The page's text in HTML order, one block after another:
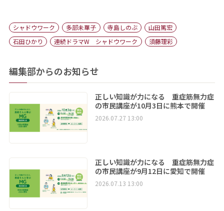
シャドウワーク 多部未華子 寺島しのぶ
山田篤宏
石田ひかり
連続ドラマW シャドウワーク 須藤理彩
編集部からのお知らせ
正しい知識が力になる 重症筋無力症
の市民講座が10月3日に熊本で開催
2026.07.27 13:00
正しい知識が力になる 重症筋無力症
の市民講座が9月12日に愛知で開催
2026.07.13 13:00